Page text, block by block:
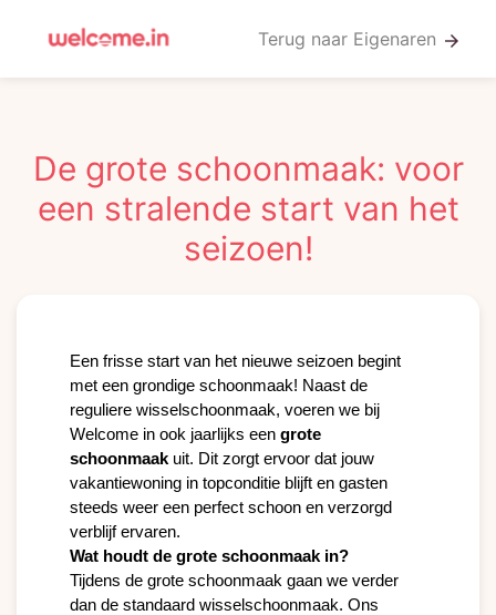
Terug naar Eigenaren arrow_forward
De grote schoonmaak: voor
een stralende start van het
seizoen!
Een frisse start van het nieuwe seizoen begint
met een grondige schoonmaak! Naast de
reguliere wisselschoonmaak, voeren we bij
Welcome in ook jaarlijks een grote
schoonmaak uit. Dit zorgt ervoor dat jouw
vakantiewoning in topconditie blijft en gasten
steeds weer een perfect schoon en verzorgd
verblijf ervaren.
Wat houdt de grote schoonmaak in?
Tijdens de grote schoonmaak gaan we verder
dan de standaard wisselschoonmaak. Ons